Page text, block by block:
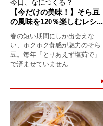
今日、なにつくる？
【今だけの美味！】そら豆
の風味を120％楽しむレシ...
春の短い期間にしか出会えな
い、ホクホク食感が魅力のそら
豆。毎年「とりあえず塩茹で」
で済ませていません...